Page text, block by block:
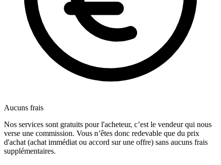
Aucuns frais
Nos services sont gratuits pour l'acheteur, c’est le vendeur qui nous
verse une commission. Vous n’êtes donc redevable que du prix
d'achat (achat immédiat ou accord sur une offre) sans aucuns frais
supplémentaires.